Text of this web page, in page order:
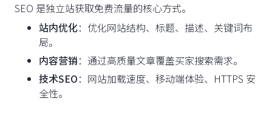
SEO 是独立站获取免费流量的核心方式。
站内优化：优化网站结构、标题、描述、关键词布
局。
内容营销：通过高质量文章覆盖买家搜索需求。
技术SEO：网站加载速度、移动端体验、HTTPS 安
全性。